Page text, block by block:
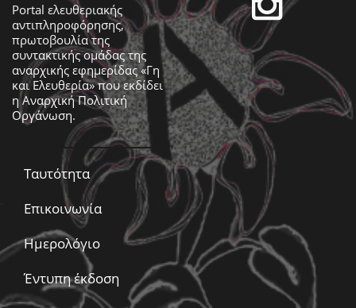
Portal ελευθεριακής
αντιπληροφόρησης,
πρωτοβουλία της
συντακτικής ομάδας της
αναρχικής εφημερίδας «Γη
και Ελευθερία» που εκδίδει
ηΑναρχική Πολιτική
Οργάνωση.
Ταυτότητα
Επικοινωνία
Ημερολόγιο
Έντυπη έκδοση